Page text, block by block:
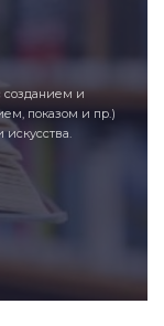
созданием и
показом и пр.)